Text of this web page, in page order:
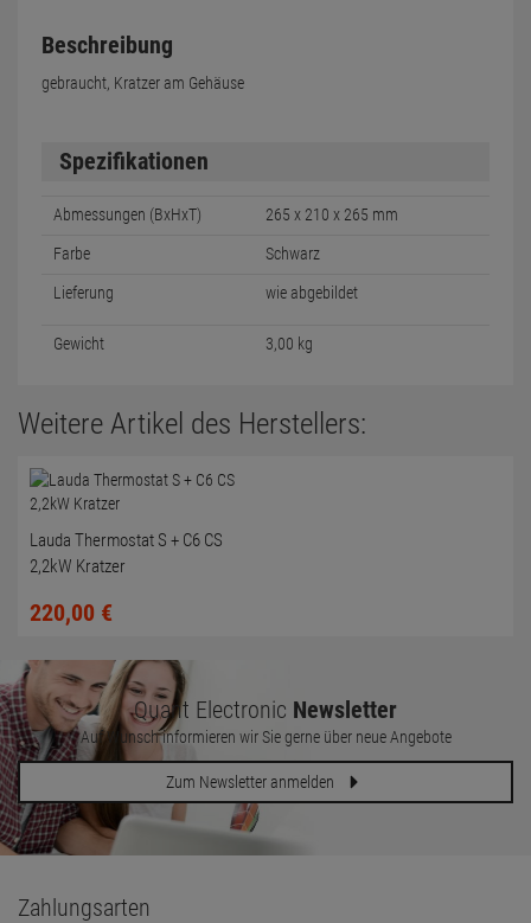
Beschreibung
gebraucht, Kratzer am Gehäuse
Spezifikationen
Abmessungen (BxHxT) 265 x 210 x 265 mm
Farbe Schwarz
Lieferung wie abgebildet
Gewicht 3,00 kg
Weitere Artikel des Herstellers:
Lauda Thermostat S + C6 CS
2,2kW Kratzer
220,00 €
Quant Electronic Newsletter
Auf Wunsch informieren wir Sie gerne über neue Angebote
Zum Newsletter anmelden
Zahlungsarten